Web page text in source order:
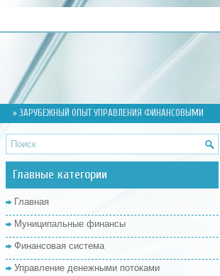
» ЗАРУБЕЖНЫЙ ОПЫТ УПРАВЛЕНИЯ ФИНАНСОВЫМИ
Главные категории
Главная
Муниципальные финансы
Финансовая система
Управление денежными потоками